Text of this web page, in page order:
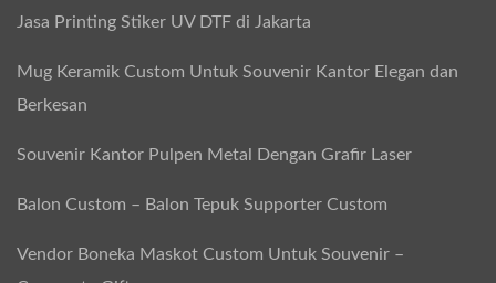
Jasa Printing Stiker UV DTF di Jakarta
Mug Keramik Custom Untuk Souvenir Kantor Elegan dan
Berkesan
Souvenir Kantor Pulpen Metal Dengan Grafir Laser
Balon Custom – Balon Tepuk Supporter Custom
Vendor Boneka Maskot Custom Untuk Souvenir –